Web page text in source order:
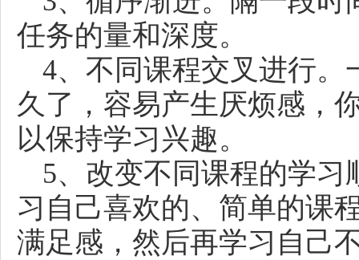
任务的量和深度。
4、不同课程交叉进行
久了，容易产生厌烦感，
以保持学习兴趣。
5、改变不同课程的学
习自己喜欢的、简单的课
满足感，然后再学习自己